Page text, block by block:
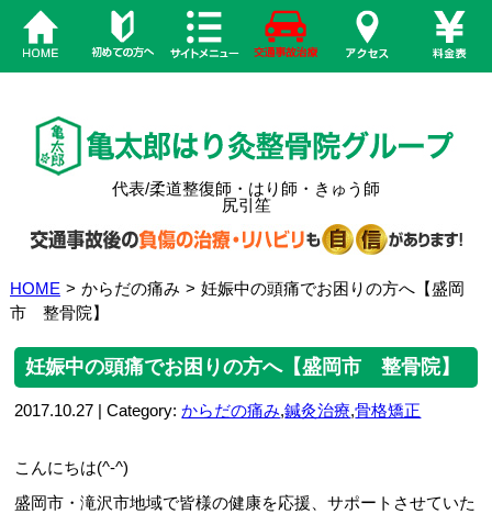
代表/柔道整復師・はり師・きゅう師
尻引笙
HOME > からだの痛み > 妊娠中の頭痛でお困りの方へ【盛岡
市 整骨院】
妊娠中の頭痛でお困りの方へ【盛岡市 整骨院】
2017.10.27 | Category:からだの痛み,鍼灸治療,骨格矯正
こんにちは(^-^)
盛岡市・滝沢市地域で皆様の健康を応援、サポートさせていた